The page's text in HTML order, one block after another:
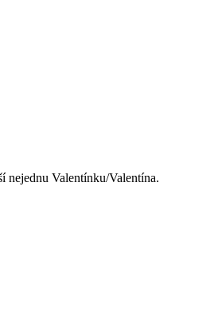
nejednu Valentínku/Valentína.